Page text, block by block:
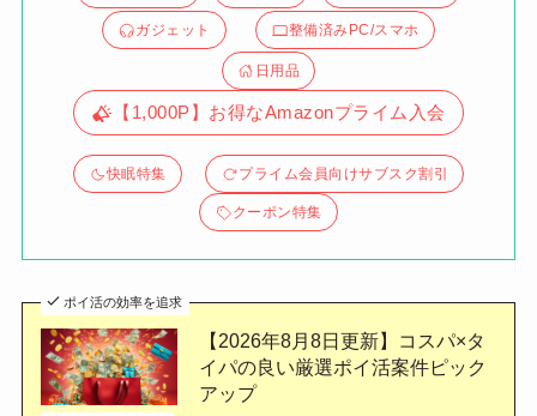
ガジェット 整備済みPC/スマホ
日用品
【1,000P】お得なAmazonプライム入会
快眠特集 プライム会員向けサブスク割引
クーポン特集
ポイ活の効率を追求
【2026年8月8日更新】コスパ×タ
イパの良い厳選ポイ活案件ピック
アップ